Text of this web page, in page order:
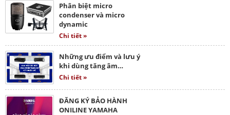
Phân biệt micro
condenser và micro
dynamic
Chi tiết »
Những ưu điểm và lưu ý
khi dùng tăng âm…
Chi tiết »
ĐĂNG KÝ BẢO HÀNH
ONILINE YAMAHA